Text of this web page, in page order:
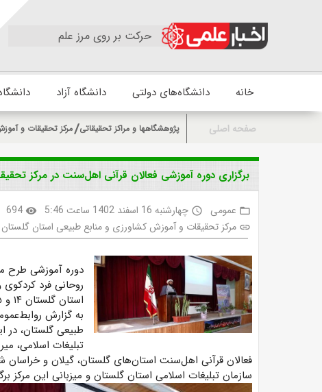
حرکت بر روی مرز علم
خانه دانشگاه‌های دولتی دانشگاه آزاد
صفحه اصلی پژوهشگاهها و مراکز تحقیقاتی مرکز تحقیقات و
برگزاری دوره آموزشی فعالان قرآنی اهل‌سنت در مرکز
folder_open عمومی access_time چهارشنبه 16 اسفند 1402 ساعت 5:46 visibility
694
link مرکز تحقیقات و آموزش کشاورزی و منابع طبیعی استان گلستان
دوره آموزشی طرح
روحانی فرد
استان گلستان ۱۴ و ۱۵ اسفند برگزار شد.
به گزارش
طبیعی گلستان، در
فعالان قرآنی اهل‌سنت استان‌های گلستان، گیلان و
سازمان تبلیغات اسلامی استان گلستان و میزبانی این مرکز